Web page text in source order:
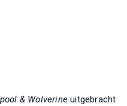
& Wolverine uitgebracht